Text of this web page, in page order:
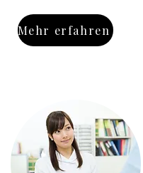
Mehr erfahren